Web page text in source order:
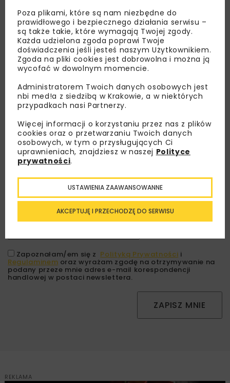
Lubisz wiedzieć więcej?
Zapisz się do newslettera aby otrzymywać od
nas najlepsze informacje branżowe,
zaproszenia na wydarzenia, atrakcyjne oferty i
dedykowane akcje specjalne.
Zapoznałam/em się z Polityką Prywatności i
Regulaminem oraz wyrażam zgodę na otrzymywanie na
podany przeze mnie adres e-mail korespondencji
handlowej w postaci newslettera.
ZAPISZ MNIE
REKLAMA
Poza plikami, które są nam niezbędne do
prawidłowego i bezpiecznego działania serwisu –
są także takie, które wymagają Twojej zgody.
Każda udzielona zgoda poprawi Twoje
doświadczenia jeśli jesteś naszym Użytkownikiem.
Zgoda na pliki cookies jest dobrowolna i można ją
wycofać w dowolnym momencie.
Administratorem Twoich danych osobowych jest
nbi med!a z siedzibą w Krakowie, a w niektórych
przypadkach nasi Partnerzy.
Więcej informacji o korzystaniu przez nas z plików
cookies oraz o przetwarzaniu Twoich danych
osobowych, w tym o przysługujących Ci
uprawnieniach, znajdziesz w naszej Polityce
prywatności.
AKCEPTUJĘ I PRZECHODZĘ DO SERWISU
USTAWIENIA ZAAWANSOWANNE